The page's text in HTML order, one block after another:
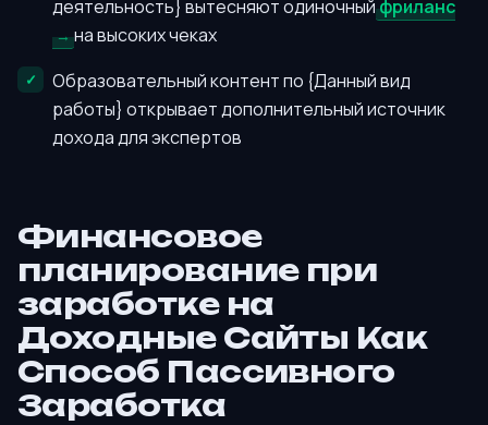
деятельность} вытесняют одиночныйфриланс
на высоких чеках
Образовательный контент по {Данный вид
работы} открывает дополнительный источник
дохода для экспертов
Финансовое
планирование при
заработке на
Доходные Сайты Как
Способ Пассивного
Заработка